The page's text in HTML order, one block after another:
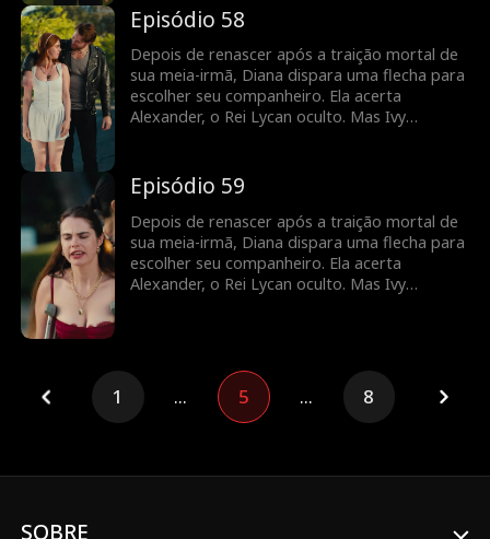
reescrever o próprio destino antes que seja
tarde demais.
Episódio 58
Depois de renascer após a traição mortal de
sua meia-irmã, Diana dispara uma flecha para
escolher seu companheiro. Ela acerta
Alexander, o Rei Lycan oculto. Mas Ivy
reescrever o próprio destino antes que seja
tarde demais.
Episódio 59
Depois de renascer após a traição mortal de
sua meia-irmã, Diana dispara uma flecha para
escolher seu companheiro. Ela acerta
Alexander, o Rei Lycan oculto. Mas Ivy
1 ... 5 ... 8
SOBRE